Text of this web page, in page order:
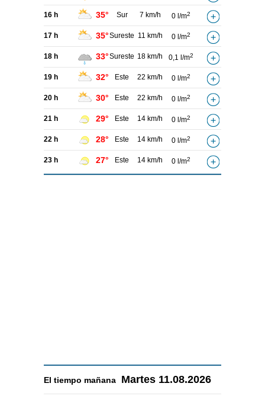
16 h 35° Sur 7 km/h 0 l/m2
17 h 35°Sureste 11 km/h 0 l/m2
18 h 33°Sureste 18 km/h 0,1 l/m2
19 h 32° Este 22 km/h 0 l/m2
20 h 30° Este 22 km/h 0 l/m2
21 h 29° Este 14 km/h 0 l/m2
22 h 28° Este 14 km/h 0 l/m2
23 h 27° Este 14 km/h 0 l/m2
El tiempo mañana Martes 11.08.2026